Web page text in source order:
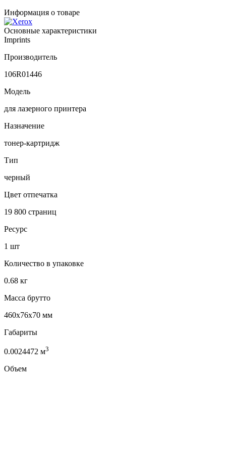
Информация о товаре
Основные характеристики
Imprints
Производитель
106R01446
Модель
для лазерного принтера
Назначение
тонер-картридж
Тип
черный
Цвет отпечатка
19 800 страниц
Ресурс
1 шт
Количество в упаковке
0.68 кг
Масса брутто
460x76x70 мм
Габариты
0.0024472 м3
Объем